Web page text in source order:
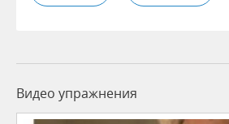
Видео упражнения